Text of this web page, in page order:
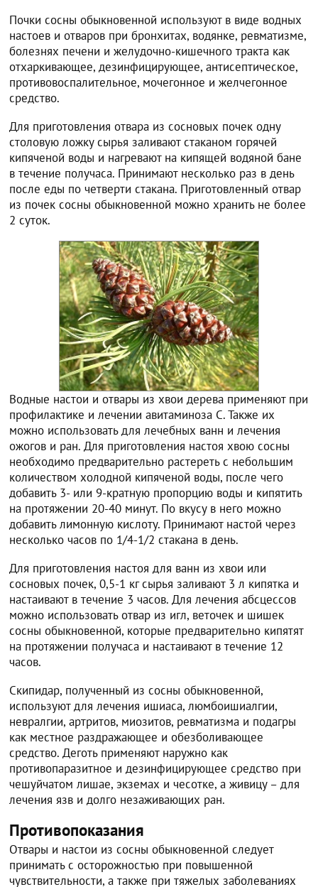
Почки сосны обыкновенной используют в виде водных
настоев и отваров при бронхитах, водянке, ревматизме,
болезнях печени и желудочно-кишечного тракта как
отхаркивающее, дезинфицирующее, антисептическое,
противовоспалительное, мочегонное и желчегонное
средство.
Для приготовления отвара из сосновых почек одну
столовую ложку сырья заливают стаканом горячей
кипяченой воды и нагревают на кипящей водяной бане
в течение получаса. Принимают несколько раз в день
после еды по четверти стакана. Приготовленный отвар
из почек сосны обыкновенной можно хранить не более
2 суток.
Водные настои и отвары из хвои дерева применяют при
профилактике и лечении авитаминоза С. Также их
можно использовать для лечебных ванн и лечения
ожогов и ран. Для приготовления настоя хвою сосны
необходимо предварительно растереть с небольшим
количеством холодной кипяченой воды, после чего
добавить 3- или 9-кратную пропорцию воды и кипятить
на протяжении 20-40 минут. По вкусу в него можно
добавить лимонную кислоту. Принимают настой через
несколько часов по 1/4-1/2 стакана в день.
Для приготовления настоя для ванн из хвои или
сосновых почек, 0,5-1 кг сырья заливают 3 л кипятка и
настаивают в течение 3 часов. Для лечения абсцессов
можно использовать отвар из игл, веточек и шишек
сосны обыкновенной, которые предварительно кипятят
на протяжении получаса и настаивают в течение 12
часов.
Скипидар, полученный из сосны обыкновенной,
используют для лечения ишиаса, люмбоишиалгии,
невралгии, артритов, миозитов, ревматизма и подагры
как местное раздражающее и обезболивающее
средство. Деготь применяют наружно как
противопаразитное и дезинфицирующее средство при
чешуйчатом лишае, экземах и чесотке, а живицу – для
лечения язв и долго незаживающих ран.
Противопоказания
Отвары и настои из сосны обыкновенной следует
принимать с осторожностью при повышенной
чувствительности, а также при тяжелых заболеваниях